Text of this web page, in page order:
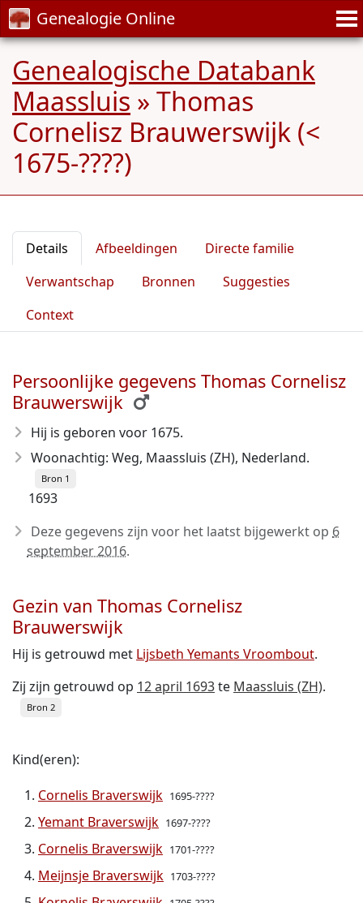
Genealogie Online
Genealogische Databank
Maassluis » Thomas
Cornelisz Brauwerswijk (<
1675-????)
Details Afbeeldingen
Directe familie
Verwantschap
Bronnen
Suggesties
Context
Persoonlijke gegevens Thomas Cornelisz
Brauwerswijk
Hij is geboren voor 1675.
Woonachtig: Weg, Maassluis (ZH), Nederland.
Bron 1
1693
Deze gegevens zijn voor het laatst bijgewerkt op 6
september 2016.
Gezin van Thomas Cornelisz
Brauwerswijk
Hij is getrouwd met Lijsbeth Yemants Vroombout.
Zij zijn getrouwd op 12 april 1693te Maassluis (ZH).
Bron 2
Kind(eren):
Cornelis Braverswijk 1695-????
Yemant Braverswijk 1697-????
Cornelis Braverswijk 1701-????
Meijnsje Braverswijk 1703-????